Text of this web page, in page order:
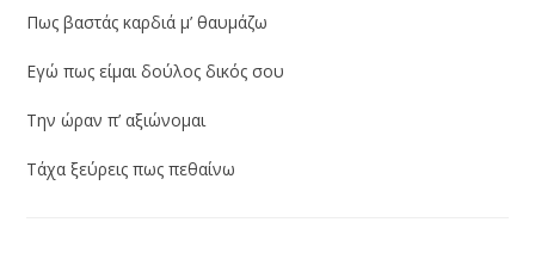
Πως βαστάς καρδιά μ’ θαυμάζω
Εγώ πως είμαι δούλος δικός σου
Την ώραν π’ αξιώνομαι
Τάχα ξεύρεις πως πεθαίνω